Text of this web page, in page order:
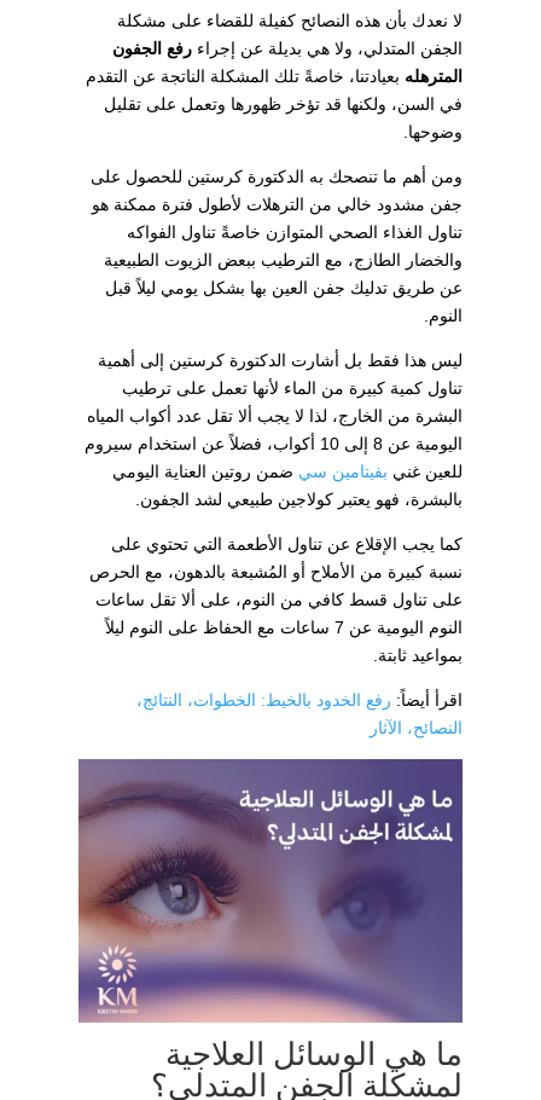
لا نعدك بأن هذه النصائح كفيلة للقضاء على مشكلة
الجفن المتدلي، ولا هي بديلة عن إجراء رفع الجفون
المترهله بعيادتنا، خاصةً تلك المشكلة الناتجة عن التقدم
في السن، ولكنها قد تؤخر ظهورها وتعمل على تقليل
وضوحها.
ومن أهم ما تنصحك به الدكتورة كرستين للحصول على
جفن مشدود خالي من الترهلات لأطول فترة ممكنة هو
تناول الغذاء الصحي المتوازن خاصةً تناول الفواكه
والخضار الطازج، مع الترطيب ببعض الزيوت الطبيعية
عن طريق تدليك جفن العين بها بشكل يومي ليلاً قبل
النوم.
ليس هذا فقط بل أشارت الدكتورة كرستين إلى أهمية
تناول كمية كبيرة من الماء لأنها تعمل على ترطيب
البشرة من الخارج، لذا لا يجب ألا تقل عدد أكواب المياه
اليومية عن 8 إلى 10 أكواب، فضلاً عن استخدام سيروم
للعين غني بفيتامين سي ضمن روتين العناية اليومي
بالبشرة، فهو يعتبر كولاجين طبيعي لشد الجفون.
كما يجب الإقلاع عن تناول الأطعمة التي تحتوي على
نسبة كبيرة من الأملاح أو المُشبعة بالدهون، مع الحرص
على تناول قسط كافي من النوم، على ألا تقل ساعات
النوم اليومية عن 7 ساعات مع الحفاظ على النوم ليلاً
بمواعيد ثابتة.
اقرأ أيضاً: رفع الخدود بالخيط: الخطوات، النتائج،
النصائح، الآثار
ما هي الوسائل العلاجية
لمشكلة الجفن المتدلي؟